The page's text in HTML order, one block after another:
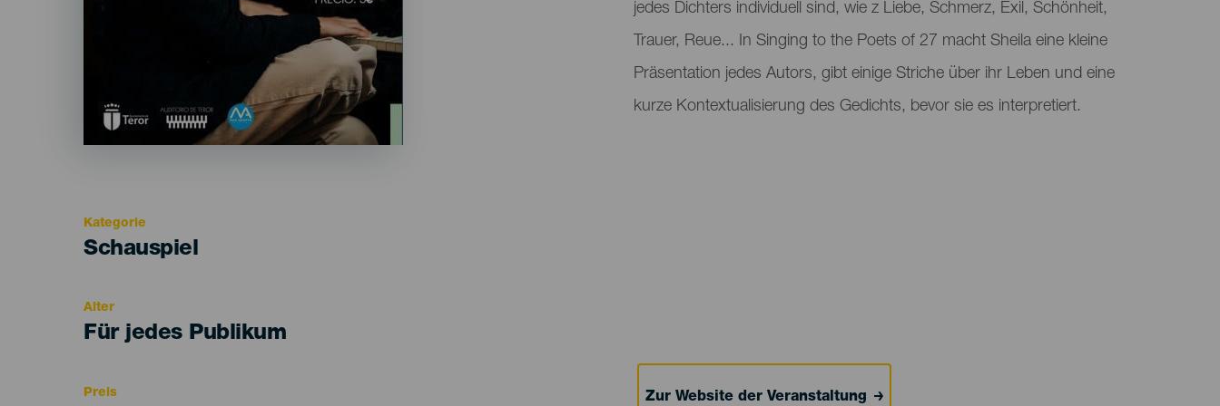
jedes Dichters individuell sind, wie z Liebe, Schmerz, Exil, Schönheit,
Trauer, Reue... In Singing to the Poets of 27 macht Sheila eine kleine
Präsentation jedes Autors, gibt einige Striche über ihr Leben und eine
kurze Kontextualisierung des Gedichts, bevor sie es interpretiert.
Kategorie
Categoría
Schauspiel
Alter
Edad
Für jedes Publikum
Preis Zur Website der Veranstaltung